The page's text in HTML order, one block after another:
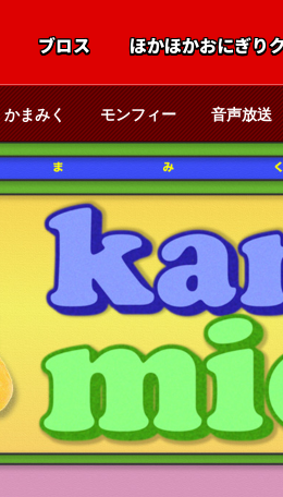
ブロス ほかほかおにぎり
かまみく モンフィー 音声放送